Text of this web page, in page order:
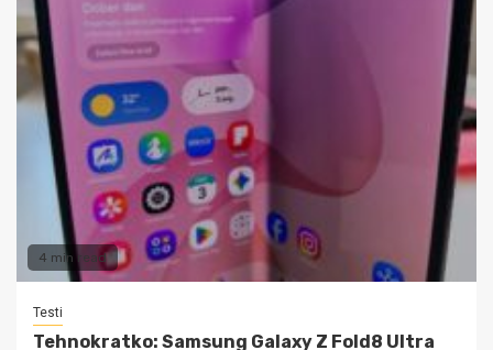
4 min read
Testi
Tehnokratko: Samsung Galaxy Z Fold8 Ultra